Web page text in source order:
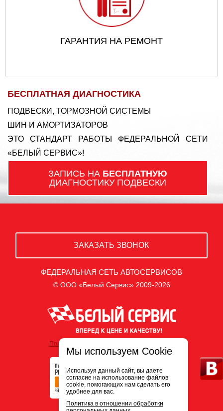
ГАРАНТИЯ НА РЕМОНТ
БЕСПЛАТНАЯ ДИАГНОСТИКА
ПОДВЕСКИ, ТОРМОЗНОЙ СИСТЕМЫ
ШИН И АМОРТИЗАТОРОВ
ЭТО СТАНДАРТ РАБОТЫ ФЕДЕРАЛЬНОЙ СЕТИ
«БЕЛЫЙ СЕРВИС»!
ЗАПИСЬ НА БЕСПЛАТНУЮ
ДИАГНОСТИКУ ПОДВЕСКИ
ЗАКАЗАТЬ ЗВОНОК
ФЕДЕРАЛЬНАЯ СЕТЬ АВТОСЕРВИСОВ
© ООО «Белый Сервис» 2009-2026
Политика обработки персональных данных
Мы используем Cookie
Используя данный сайт, вы даете
согласие на использование файлов
cookie, помогающих нам сделать его
удобнее для вас.
Политика в отношении обработки